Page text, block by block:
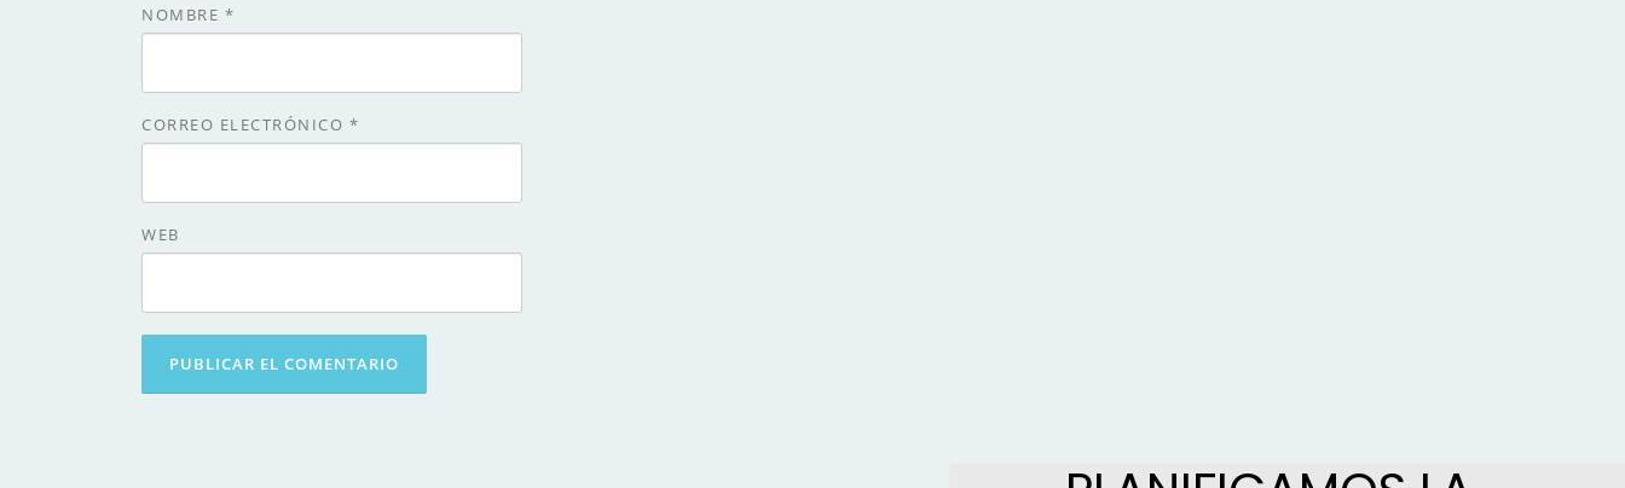
NOMBRE *
CORREO ELECTRÓNICO *
WEB